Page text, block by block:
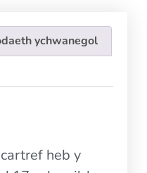
ychwanegol
heb y